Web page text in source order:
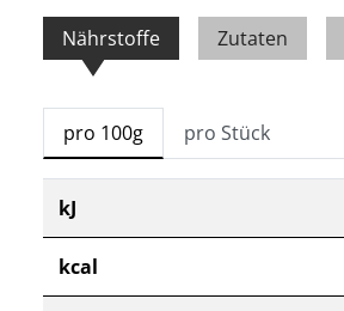
Nährstoffe Zutaten
pro 100g pro Stück
kJ
kcal